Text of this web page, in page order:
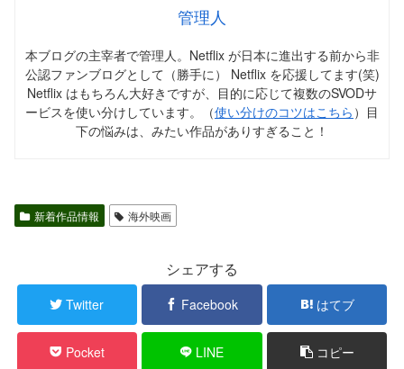
管理人
本ブログの主宰者で管理人。Netflix が日本に進出する前から非
公認ファンブログとして（勝手に） Netflix を応援してます(笑)
Netflix はもちろん大好きですが、目的に応じて複数のSVODサ
ービスを使い分けしています。（使い分けのコツはこちら ）目
下の悩みは、みたい作品がありすぎること！
新着作品情報 海外映画
シェアする
Twitter Facebook はてブ
Pocket LINE コピー